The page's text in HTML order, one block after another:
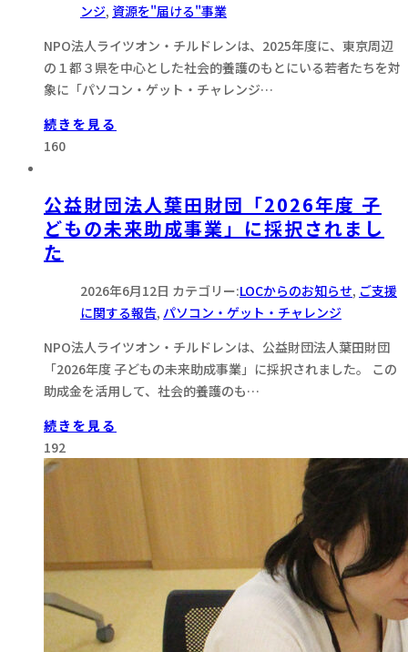
ンジ, 資源を"届ける"事業
NPO法人ライツオン・チルドレンは、2025年度に、東京周辺
の１都３県を中心とした社会的養護のもとにいる若者たちを対
象に「パソコン・ゲット・チャレンジ…
続きを見る
160
公益財団法人葉田財団「2026年度 子
どもの未来助成事業」に採択されまし
た
2026年6月12日 カテゴリー:LOCからのお知らせ, ご支援
に関する報告, パソコン・ゲット・チャレンジ
NPO法人ライツオン・チルドレンは、公益財団法人葉田財団
「2026年度 子どもの未来助成事業」に採択されました。 この
助成金を活用して、社会的養護のも…
続きを見る
192